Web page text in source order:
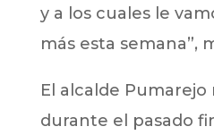
y a los cuales le
más esta semana”,
El alcalde
durante el pasado